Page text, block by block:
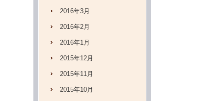
2016年3月
2016年2月
2016年1月
2015年12月
2015年11月
2015年10月